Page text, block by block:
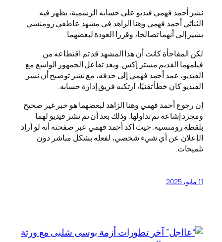
نشر أحمد فهمي فيديو على حسابه الرسمية، يظهر فيه
الثنائي أحمد فهمي وهنا الزاهد في مشهد عاطفي رومنسي
يشير إلى أنهما تصالحا، وقررا العودة لبعضهما.
لكن المفاجأة كانت أن هذا المشهد قد تم اقتطاعه من
فيلمهما القديم مستر إكس. وبعد تفاعل الجمهور الواسع مع
الفيديو، عمد أحمد فهمي إلى حذفه، مع نشر توضيح أن نشر
الفيديو كان خطأ تقنيًا، ارتكبه فريق إدارة حسابه.
إن رجوع أحمد فهمي وهنا الزاهد لبعضهما هو خبر غير صحيح
ومجرد إشاعة تم تداولها. وذلك بعد أن تم نشر فيديو لهما
بلقطة رومنسية. حيث أكد أحمد فهمي عبر صفحته أنه لو أراد
الإعلان عن أي شيء شخصي، لفعله بشكل مباشر دون
تلميحات.
11 مايو، 2025